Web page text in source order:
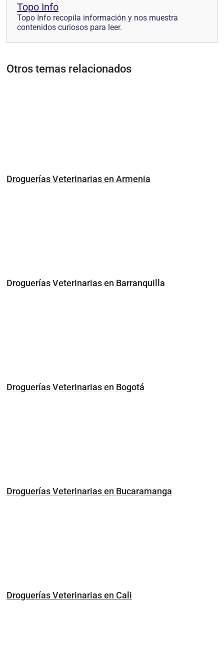
Topo Info
Topo Info recopila información y nos muestra
contenidos curiosos para leer.
Otros temas relacionados
Droguerías Veterinarias en Armenia
Droguerías Veterinarias en Barranquilla
Droguerías Veterinarias en Bogotá
Droguerías Veterinarias en Bucaramanga
Droguerías Veterinarias en Cali